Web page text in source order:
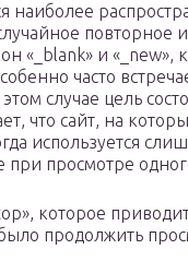
наиболее
повторное
«_blank» и «_new»,
часто
случае цель
что сайт, на
используется
просмотре
которое
продолжить